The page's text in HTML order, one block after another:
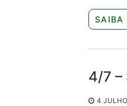
SAIBA
4/7 –
4